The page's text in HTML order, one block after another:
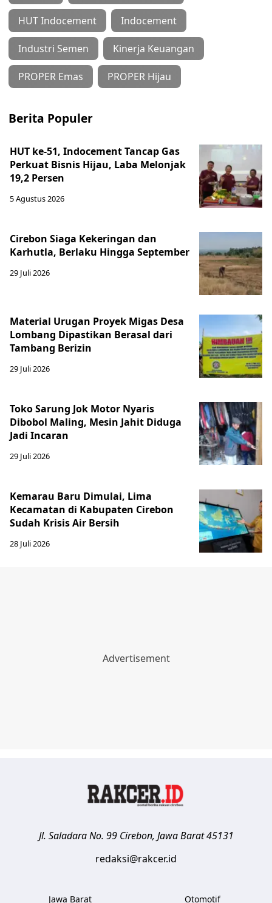
HUT Indocement Indocement
Industri Semen Kinerja Keuangan
PROPER Emas PROPER Hijau
Berita Populer
HUT ke-51, Indocement Tancap Gas
Perkuat Bisnis Hijau, Laba Melonjak
19,2 Persen
5 Agustus 2026
Cirebon Siaga Kekeringan dan
Karhutla, Berlaku Hingga September
29 Juli 2026
Material Urugan Proyek Migas Desa
Lombang Dipastikan Berasal dari
Tambang Berizin
29 Juli 2026
Toko Sarung Jok Motor Nyaris
Dibobol Maling, Mesin Jahit Diduga
Jadi Incaran
29 Juli 2026
Kemarau Baru Dimulai, Lima
Kecamatan di Kabupaten Cirebon
Sudah Krisis Air Bersih
28 Juli 2026
Jl. Saladara No. 99 Cirebon, Jawa Barat 45131
redaksi@rakcer.id
Jawa Barat Otomotif